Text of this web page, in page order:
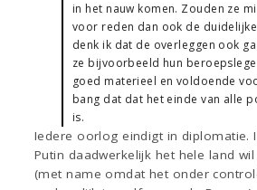
in het nauw komen. Zouden ze
voor reden dan ook de
denk ik dat de overleggen ook
ze bijvoorbeeld hun
goed materieel en voldoende
bang dat dat het einde van alle
is.
Iedere oorlog eindigt in diplomatie.
Putin daadwerkelijk het hele land
(met name omdat het onder